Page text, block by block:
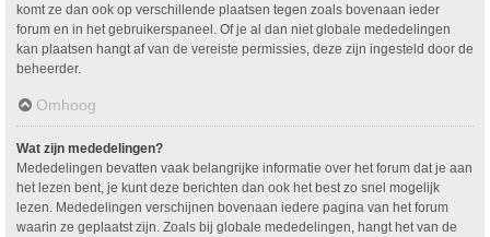
komt ze dan ook op verschillende plaatsen tegen zoals bovenaan ieder
forum en in het gebruikerspaneel. Of je al dan niet globale mededelingen
kan plaatsen hangt af van de vereiste permissies, deze zijn ingesteld door de
beheerder.
Omhoog
Wat zijn mededelingen?
Mededelingen bevatten vaak belangrijke informatie over het forum dat je aan
het lezen bent, je kunt deze berichten dan ook het best zo snel mogelijk
lezen. Mededelingen verschijnen bovenaan iedere pagina van het forum
waarin ze geplaatst zijn. Zoals bij globale mededelingen, hangt het van de